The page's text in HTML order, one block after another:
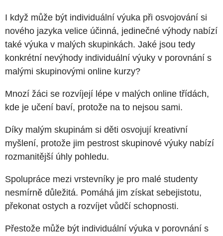
I když může být individuální výuka při osvojování si
nového jazyka velice účinná, jedinečné výhody nabízí
také výuka v malých skupinkách. Jaké jsou tedy
konkrétní nevýhody individuální výuky v porovnání s
malými skupinovými online kurzy?
Mnozí žáci se rozvíjejí lépe v malých online třídách,
kde je učení baví, protože na to nejsou sami.
Díky malým skupinám si děti osvojují kreativní
myšlení, protože jim pestrost skupinové výuky nabízí
rozmanitější úhly pohledu.
Spolupráce mezi vrstevníky je pro malé studenty
nesmírně důležitá. Pomáhá jim získat sebejistotu,
překonat ostych a rozvíjet vůdčí schopnosti.
Přestože může být individuální výuka v porovnání s